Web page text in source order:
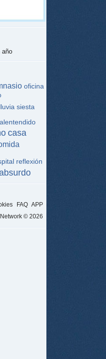
oficina
lluvia siesta
casa
reflexión
FAQ APP
© 2026